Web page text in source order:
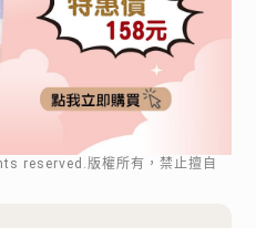
reserved.版權所有，禁止擅自